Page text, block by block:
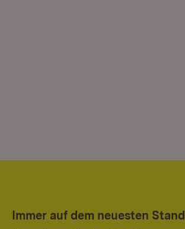
Immer auf dem neuesten Stand